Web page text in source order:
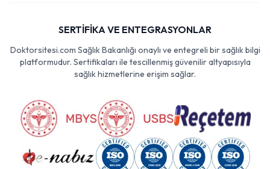
SERTİFİKA VE ENTEGRASYONLAR
Doktorsitesi.com Sağlık Bakanlığı onaylı ve entegreli bir sağlık bilgi
platformudur. Sertifikaları ile tescillenmiş güvenilir altyapısıyla
sağlık hizmetlerine erişim sağlar.